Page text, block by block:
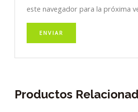
este navegador para la próxima
Productos